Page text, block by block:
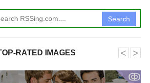
Search
RATED IMAGES
ↂ
˂ ˃